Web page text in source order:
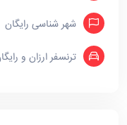
شهر شناسی رایگان
ترنسفر ارزان و